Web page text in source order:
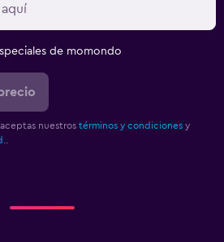
de momondo
nuestros términos y condiciones y